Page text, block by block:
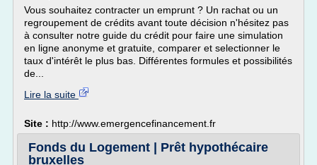
Vous souhaitez contracter un emprunt ? Un rachat ou un
regroupement de crédits avant toute décision n'hésitez pas
à consulter notre guide du crédit pour faire une simulation
en ligne anonyme et gratuite, comparer et selectionner le
taux d'intérêt le plus bas. Différentes formules et possibilités
de...
Lire la suite
Site : http://www.emergencefinancement.fr
Fonds du Logement | Prêt hypothécaire
bruxelles